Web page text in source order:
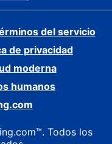
del servicio
de privacidad
moderna
humanos
Todos los